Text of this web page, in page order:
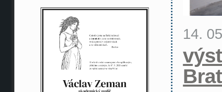
14.